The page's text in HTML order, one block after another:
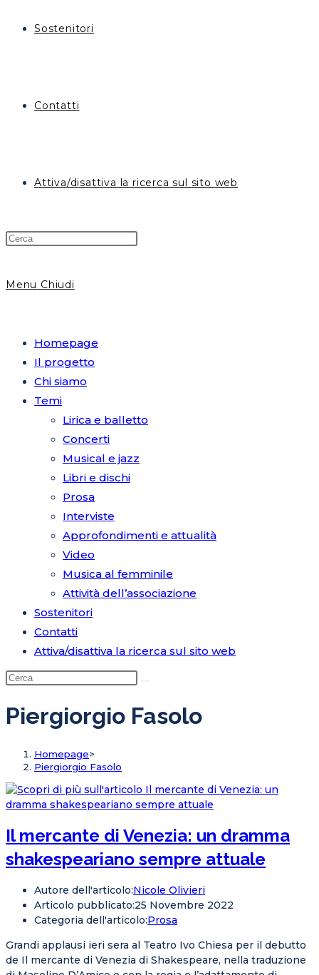
Sostenitori
Contatti
Attiva/disattiva la ricerca sul sito web
Menu Chiudi
Homepage
Il progetto
Chi siamo
Temi
Lirica e balletto
Concerti
Musical e jazz
Libri e dischi
Prosa
Interviste
Approfondimenti e attualità
Video
Musica al femminile
Attività dell’associazione
Sostenitori
Contatti
Attiva/disattiva la ricerca sul sito web
Piergiorgio Fasolo
Homepage>
Piergiorgio Fasolo
Il mercante di Venezia: un dramma
shakespeariano sempre attuale
Autore dell'articolo:Nicole Olivieri
Articolo pubblicato:25 Novembre 2022
Categoria dell'articolo:Prosa
Grandi applausi ieri sera al Teatro Ivo Chiesa per il debutto
de Il mercante di Venezia di Shakespeare, nella traduzione